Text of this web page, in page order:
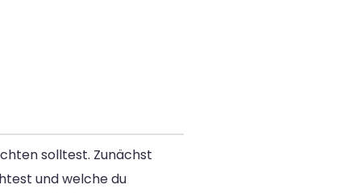
solltest. Zunächst
und welche du